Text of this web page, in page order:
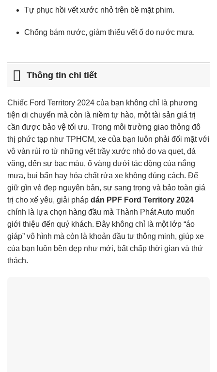
Tự phục hồi vết xước nhỏ trên bề mặt phim.
Chống bám nước, giảm thiểu vết ố do nước mưa.
Thông tin chi tiết
Chiếc Ford Territory 2024 của bạn không chỉ là phương
tiện di chuyển mà còn là niềm tự hào, một tài sản giá trị
cần được bảo vệ tối ưu. Trong môi trường giao thông đô
thị phức tạp như TPHCM, xe của bạn luôn phải đối mặt với
vô vàn rủi ro từ những vết trầy xước nhỏ do va quẹt, đá
văng, đến sự bạc màu, ố vàng dưới tác động của nắng
mưa, bụi bẩn hay hóa chất rửa xe không đúng cách. Để
giữ gìn vẻ đẹp nguyên bản, sự sang trọng và bảo toàn giá
trị cho xế yêu, giải pháp dán PPF Ford Territory 2024
chính là lựa chọn hàng đầu mà Thành Phát Auto muốn
giới thiệu đến quý khách. Đây không chỉ là một lớp “áo
giáp” vô hình mà còn là khoản đầu tư thông minh, giúp xe
của bạn luôn bền đẹp như mới, bất chấp thời gian và thử
thách.